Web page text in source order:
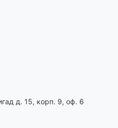
д. 15, корп. 9, оф. 6